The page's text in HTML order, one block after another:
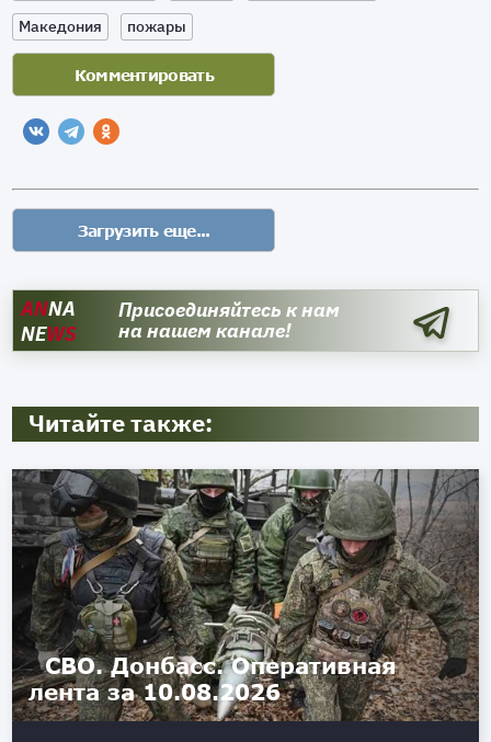
Македония
пожары
ANNA
NEWS
Присоединяйтесь к нам
на нашем канале!
Читайте также:
СВО. Донбасс. Оперативная
лента за 10.08.2026